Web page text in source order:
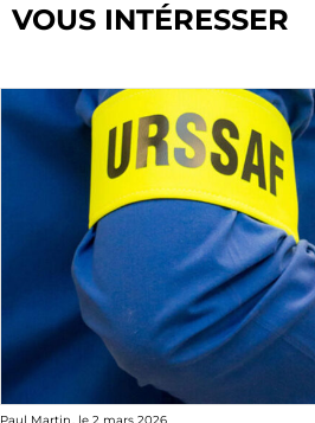
VOUS INTÉRESSER